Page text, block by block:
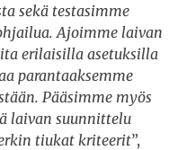
sekä testasimme
Ajoimme laivan
erilaisilla asetuksilla
parantaaksemme
Pääsimme myös
laivan suunnittelu
tiukat kriteerit”,